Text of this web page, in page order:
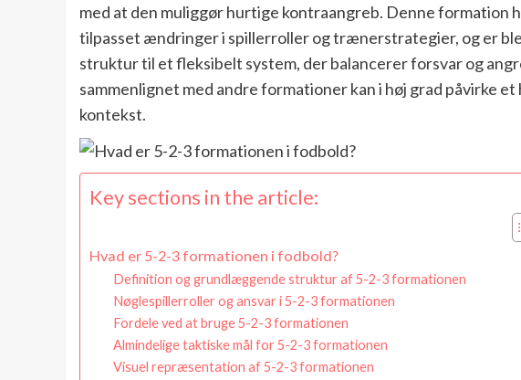
med at den muliggør hurtige kontraangreb. Denne formation
tilpasset ændringer i spillerroller og trænerstrategier, og er
struktur til et fleksibelt system, der balancerer forsvar og
sammenlignet med andre formationer kan i høj grad påvirke
kontekst.
Key sections in the article:
Hvad er 5-2-3 formationen i fodbold?
Definition og grundlæggende struktur af 5-2-3 formationen
Nøglespillerroller og ansvar i 5-2-3 formationen
Fordele ved at bruge 5-2-3 formationen
Almindelige taktiske mål for 5-2-3 formationen
Visuel repræsentation af 5-2-3 formationen